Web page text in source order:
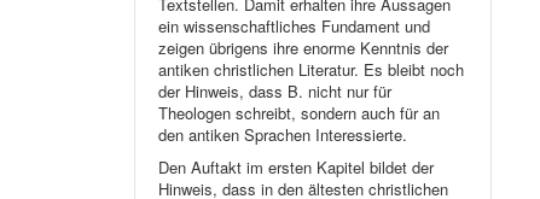
ein wissenschaftliches Fundament und
zeigen übrigens ihre enorme Kenntnis der
antiken christlichen Literatur. Es bleibt noch
der Hinweis, dass B. nicht nur für
Theologen schreibt, sondern auch für an
den antiken Sprachen Interessierte.
Den Auftakt im ersten Kapitel bildet der
Hinweis, dass in den ältesten christlichen